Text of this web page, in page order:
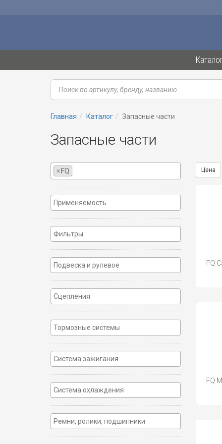
Главная Каталог Запасные части
Запасные части
× FQ Цена